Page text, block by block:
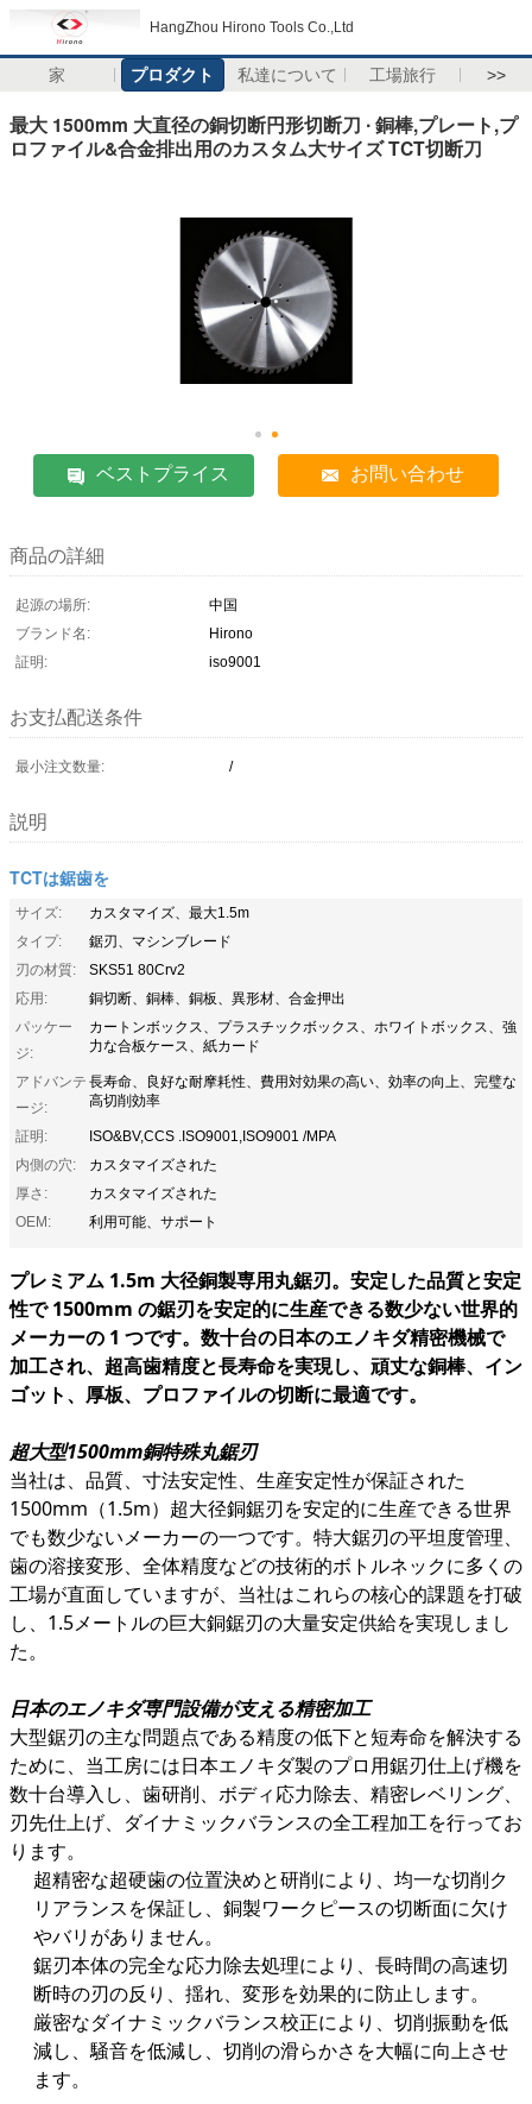
HangZhou Hirono Tools Co.,Ltd
家 プロダクト 私達について 工場旅行 >>
最大 1500mm 大直径の銅切断円形切断刀 ∙ 銅棒,プレート,プ
ロファイル&合金排出用のカスタム大サイズ TCT切断刀
ベストプライス お問い合わせ
商品の詳細
起源の場所:
中国
ブランド名:
Hirono
証明:
iso9001
お支払配送条件
最小注文数量: /
説明
TCTは鋸歯を
サイズ:
カスタマイズ、最大1.5m
タイプ:
鋸刃、マシンブレード
刃の材質:
SKS51 80Crv2
応用:
銅切断、銅棒、銅板、異形材、合金押出
パッケー
ジ:
カートンボックス、プラスチックボックス、ホワイトボックス、強
力な合板ケース、紙カード
アドバンテ
ージ:
長寿命、良好な耐摩耗性、費用対効果の高い、効率の向上、完璧な
高切削効率
証明:
ISO&BV,CCS .ISO9001,ISO9001 /MPA
内側の穴:
カスタマイズされた
厚さ:
カスタマイズされた
OEM:
利用可能、サポート
プレミアム 1.5m 大径銅製専用丸鋸刃。安定した品質と安定
性で 1500mm の鋸刃を安定的に生産できる数少ない世界的
メーカーの 1 つです。数十台の日本のエノキダ精密機械で
加工され、超高歯精度と長寿命を実現し、頑丈な銅棒、イン
ゴット、厚板、プロファイルの切断に最適です。
超大型1500mm銅特殊丸鋸刃
当社は、品質、寸法安定性、生産安定性が保証された
1500mm（1.5m）超大径銅鋸刃を安定的に生産できる世界
でも数少ないメーカーの一つです。特大鋸刃の平坦度管理、
歯の溶接変形、全体精度などの技術的ボトルネックに多くの
工場が直面していますが、当社はこれらの核心的課題を打破
し、1.5メートルの巨大銅鋸刃の大量安定供給を実現しまし
た。
日本のエノキダ専門設備が支える精密加工
大型鋸刃の主な問題点である精度の低下と短寿命を解決する
ために、当工房には日本エノキダ製のプロ用鋸刃仕上げ機を
数十台導入し、歯研削、ボディ応力除去、精密レベリング、
刃先仕上げ、ダイナミックバランスの全工程加工を行ってお
ります。
超精密な超硬歯の位置決めと研削により、均一な切削ク
リアランスを保証し、銅製ワークピースの切断面に欠け
やバリがありません。
鋸刃本体の完全な応力除去処理により、長時間の高速切
断時の刃の反り、揺れ、変形を効果的に防止します。
厳密なダイナミックバランス校正により、切削振動を低
減し、騒音を低減し、切削の滑らかさを大幅に向上させ
ます。